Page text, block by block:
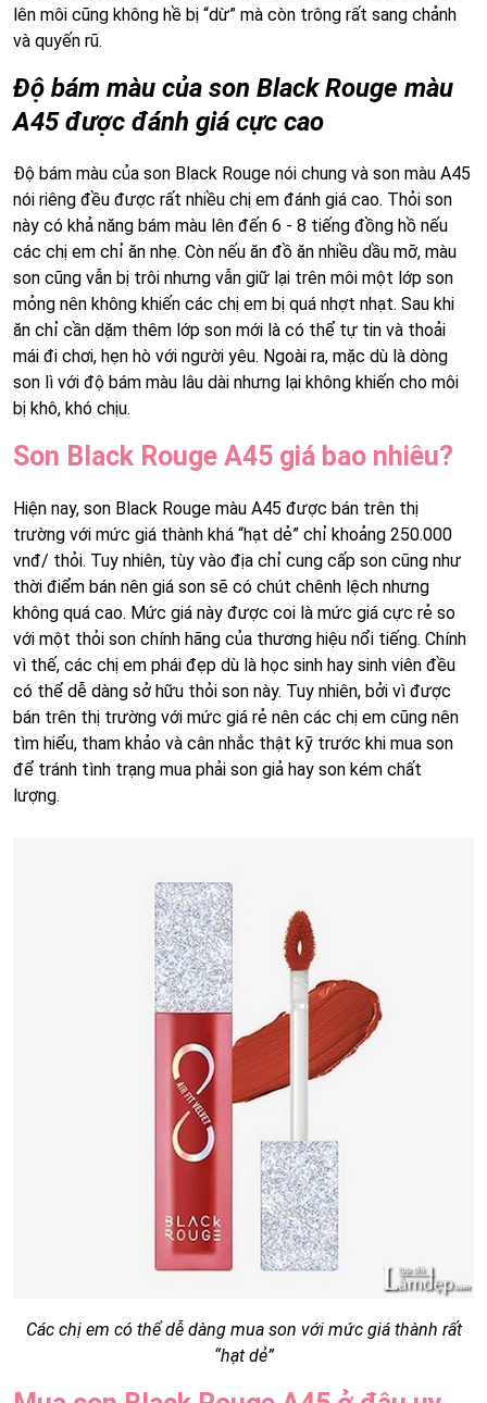
lên môi cũng không hề bị “dừ” mà còn trông rất sang chảnh
và quyến rũ.
Độ bám màu của son Black Rouge màu
A45 được đánh giá cực cao
Độ bám màu của son Black Rouge nói chung và son màu A45
nói riêng đều được rất nhiều chị em đánh giá cao. Thỏi son
này có khả năng bám màu lên đến 6 - 8 tiếng đồng hồ nếu
các chị em chỉ ăn nhẹ. Còn nếu ăn đồ ăn nhiều dầu mỡ, màu
son cũng vẫn bị trôi nhưng vẫn giữ lại trên môi một lớp son
mỏng nên không khiến các chị em bị quá nhợt nhạt. Sau khi
ăn chỉ cần dặm thêm lớp son mới là có thể tự tin và thoải
mái đi chơi, hẹn hò với người yêu. Ngoài ra, mặc dù là dòng
son lì với độ bám màu lâu dài nhưng lại không khiến cho môi
bị khô, khó chịu.
Son Black Rouge A45 giá bao nhiêu?
Hiện nay, son Black Rouge màu A45 được bán trên thị
trường với mức giá thành khá “hạt dẻ” chỉ khoảng 250.000
vnđ/ thỏi. Tuy nhiên, tùy vào địa chỉ cung cấp son cũng như
thời điểm bán nên giá son sẽ có chút chênh lệch nhưng
không quá cao. Mức giá này được coi là mức giá cực rẻ so
với một thỏi son chính hãng của thương hiệu nổi tiếng. Chính
vì thế, các chị em phái đẹp dù là học sinh hay sinh viên đều
có thể dễ dàng sở hữu thỏi son này. Tuy nhiên, bởi vì được
bán trên thị trường với mức giá rẻ nên các chị em cũng nên
tìm hiểu, tham khảo và cân nhắc thật kỹ trước khi mua son
để tránh tình trạng mua phải son giả hay son kém chất
lượng.
Các chị em có thể dễ dàng mua son với mức giá thành rất
“hạt dẻ”